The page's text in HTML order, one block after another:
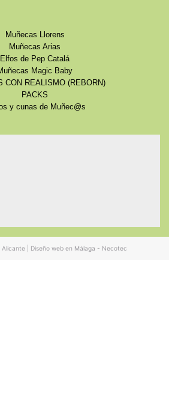
Muñecas Llorens
Muñecas Arias
Elfos de Pep Catalá
Magic Baby
CON REALISMO (REBORN)
PACKS
y cunas de Muñec@s
Alicante Diseño web en Málaga - Necotec